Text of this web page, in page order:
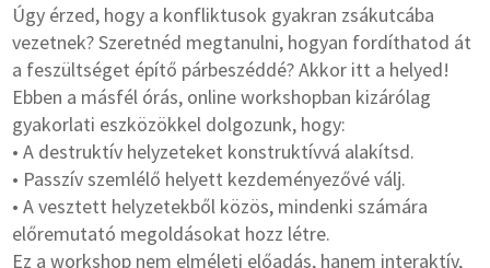
Úgy érzed, hogy a konfliktusok gyakran zsákutcába
vezetnek? Szeretnéd megtanulni, hogyan fordíthatod át
a feszültséget építő párbeszéddé? Akkor itt a helyed!
Ebben a másfél órás, online workshopban kizárólag
gyakorlati eszközökkel dolgozunk, hogy:
• A destruktív helyzeteket konstruktívvá alakítsd.
• Passzív szemlélő helyett kezdeményezővé válj.
• A vesztett helyzetekből közös, mindenki számára
előremutató megoldásokat hozz létre.
Ez a workshop nem elméleti előadás, hanem interaktív,